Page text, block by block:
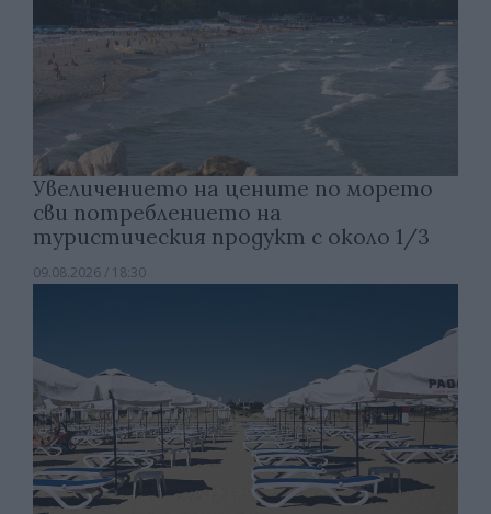
Увеличението на цените по морето
сви потреблението на
туристическия продукт с около 1/3
09.08.2026 / 18:30